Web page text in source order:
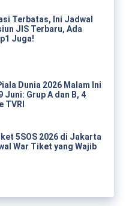
Terbatas, Ini Jadwal
JIS Terbaru, Ada
Juga!
Dunia 2026 Malam Ini
Juni: Grup A dan B, 4
TVRI
5SOS 2026 di Jakarta
War Tiket yang Wajib